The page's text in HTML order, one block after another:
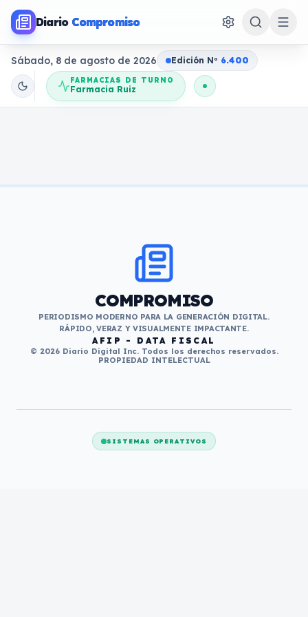
Diario Compromiso
Sábado, 8 de agosto de 2026 Edición No 6.400
FARMACIAS DE TURNO
Farmacia Ruiz
COMPROMISO
PERIODISMO MODERNO PARA LA GENERACIÓN DIGITAL.
RÁPIDO, VERAZ Y VISUALMENTE IMPACTANTE.
AFIP - DATA FISCAL
© 2026 Diario Digital Inc. Todos los derechos reservados.
PROPIEDAD INTELECTUAL
SISTEMAS OPERATIVOS